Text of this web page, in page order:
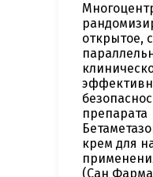
открытое,
препарата
крем для
(Сан